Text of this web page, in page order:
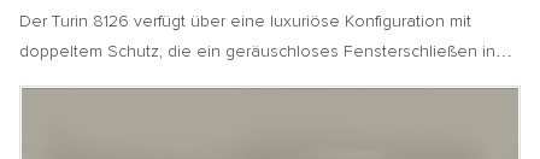
Neuem Design
Der Turin 8126 verfügt über eine luxuriöse Konfiguration mit
doppeltem Schutz, die ein geräuschloses Fensterschließen in